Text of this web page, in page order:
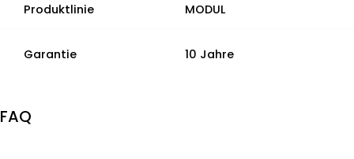
Produktlinie MODUL
Garantie 10 Jahre
FAQ